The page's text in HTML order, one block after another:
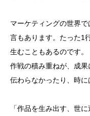
マーケティングの世界
言もあります。たった1
生むこともあるのです。
作戦の積み重ねが、成
伝わらなかったり、時に
「作品を生み出す、世